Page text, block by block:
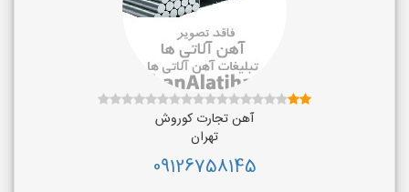
آهن تجارت کوروش
تهران
09126758145